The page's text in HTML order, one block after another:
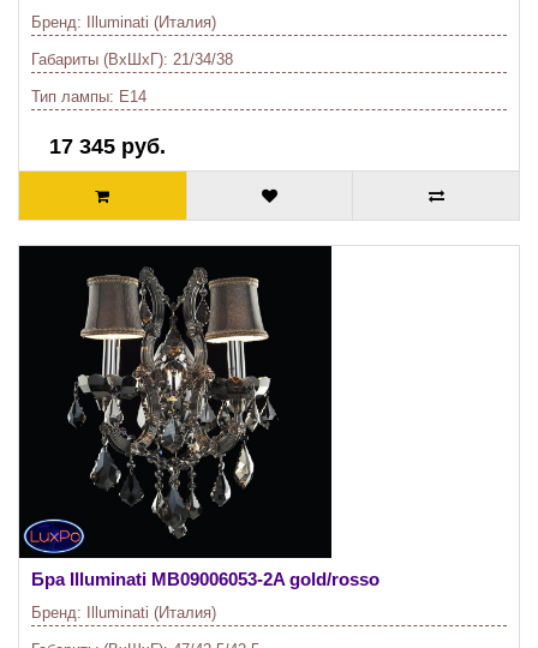
Бренд: Illuminati (Италия)
Габариты (ВхШхГ): 21/34/38
Тип лампы: E14
17 345 руб.
Бра Illuminati MB09006053-2A gold/rosso
Бренд: Illuminati (Италия)